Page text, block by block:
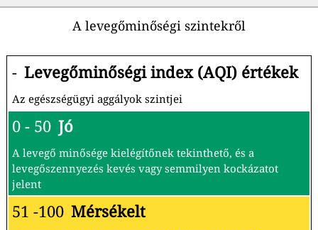
A levegőminőségi szintekről
- Levegőminőségi index (AQI) értékek
Az egészségügyi aggályok szintjei
0 - 50 Jó
A levegő minősége kielégítőnek tekinthető, és a
levegőszennyezés kevés vagy semmilyen kockázatot
jelent
51 -100 Mérsékelt